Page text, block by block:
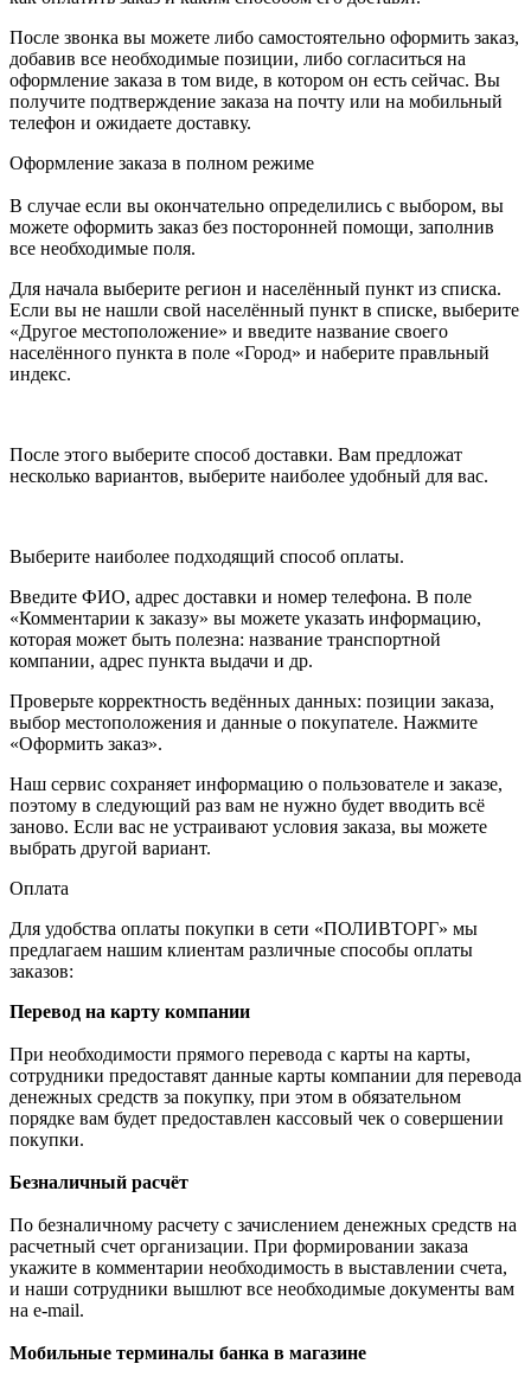
После звонка вы можете либо самостоятельно оформить заказ,
добавив все необходимые позиции, либо согласиться на
оформление заказа в том виде, в котором он есть сейчас. Вы
получите подтверждение заказа на почту или на мобильный
телефон и ожидаете доставку.
Оформление заказа в полном режиме
В случае если вы окончательно определились с выбором, вы
можете оформить заказ без посторонней помощи, заполнив
все необходимые поля.
Для начала выберите регион и населённый пункт из списка.
Если вы не нашли свой населённый пункт в списке, выберите
«Другое местоположение» и введите название своего
населённого пункта в поле «Город» и наберите правльный
индекс.
После этого выберите способ доставки. Вам предложат
несколько вариантов, выберите наиболее удобный для вас.
Выберите наиболее подходящий способ оплаты.
Введите ФИО, адрес доставки и номер телефона. В поле
«Комментарии к заказу» вы можете указать информацию,
которая может быть полезна: название транспортной
компании, адрес пункта выдачи и др.
Проверьте корректность ведённых данных: позиции заказа,
выбор местоположения и данные о покупателе. Нажмите
«Оформить заказ».
Наш сервис сохраняет информацию о пользователе и заказе,
поэтому в следующий раз вам не нужно будет вводить всё
заново. Если вас не устраивают условия заказа, вы можете
выбрать другой вариант.
Оплата
Для удобства оплаты покупки в сети «ПОЛИВТОРГ» мы
предлагаем нашим клиентам различные способы оплаты
заказов:
Перевод на карту компании
При необходимости прямого перевода с карты на карты,
сотрудники предоставят данные карты компании для перевода
денежных средств за покупку, при этом в обязательном
порядке вам будет предоставлен кассовый чек о совершении
покупки.
Безналичный расчёт
По безналичному расчету с зачислением денежных средств на
расчетный счет организации. При формировании заказа
укажите в комментарии необходимость в выставлении счета,
и наши сотрудники вышлют все необходимые документы вам
на e-mail.
Мобильные терминалы банка в магазине